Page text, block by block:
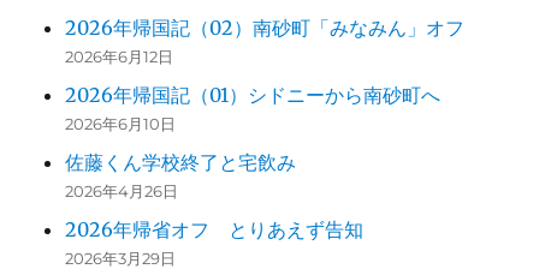
2026年帰国記（02）南砂町「みなみん」オフ
2026年6月12日
2026年帰国記（01）シドニーから南砂町へ
2026年6月10日
佐藤くん学校終了と宅飲み
2026年4月26日
2026年帰省オフ とりあえず告知
2026年3月29日